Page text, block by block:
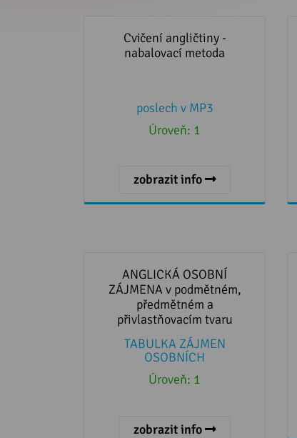
metoda
Cvičení angličtiny -
nabalovací metoda
poslech v MP3
Úroveň: 1
zobrazit info
podmětném, předmětném a
přivlastňovacím tvaru
ANGLICKÁ OSOBNÍ
ZÁJMENA v podmětném,
předmětném a
přivlastňovacím tvaru
TABULKA ZÁJMEN
OSOBNÍCH
Úroveň: 1
zobrazit info